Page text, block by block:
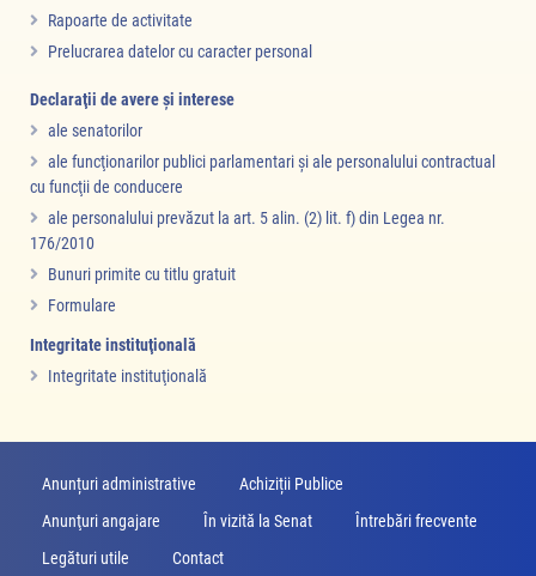
Rapoarte de activitate
Prelucrarea datelor cu caracter personal
Declaraţii de avere şi interese
ale senatorilor
ale funcţionarilor publici parlamentari şi ale personalului contractual
cu funcţii de conducere
ale personalului prevăzut la art. 5 alin. (2) lit. f) din Legea nr.
176/2010
Bunuri primite cu titlu gratuit
Formulare
Integritate instituţională
Integritate instituţională
Anunțuri administrative
Achiziții Publice
Anunţuri angajare
În vizită la Senat
Întrebări frecvente
Legături utile
Contact